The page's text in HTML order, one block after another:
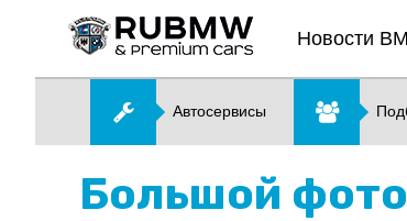
Новости
Автосервисы
Большой